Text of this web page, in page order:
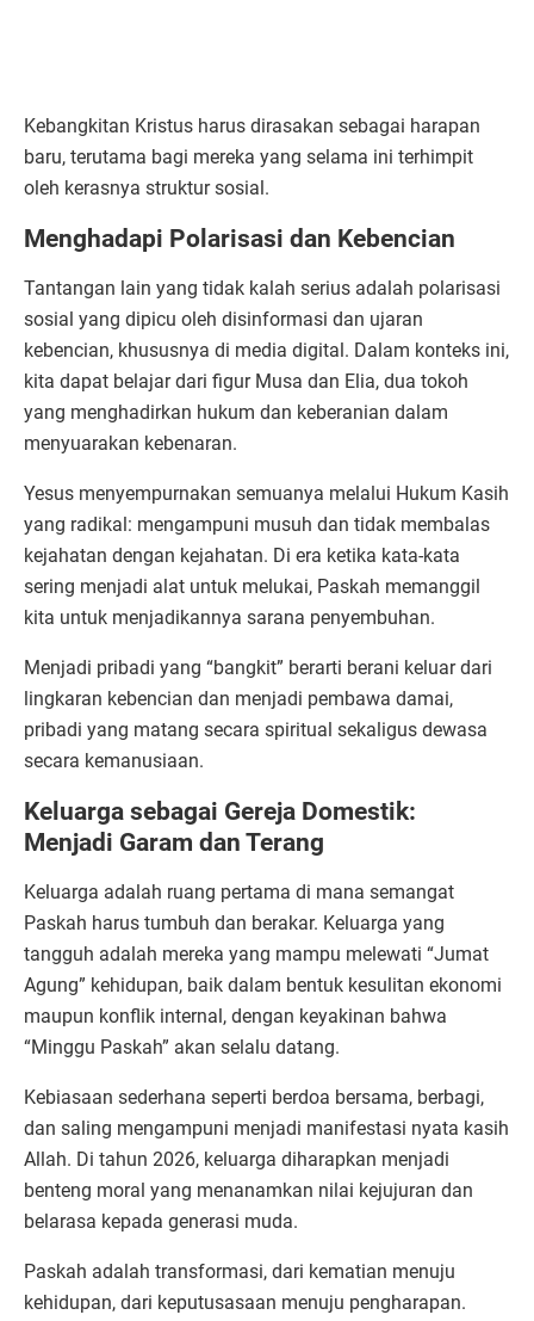
Kebangkitan Kristus harus dirasakan sebagai harapan
baru, terutama bagi mereka yang selama ini terhimpit
oleh kerasnya struktur sosial.
Menghadapi Polarisasi dan Kebencian
Tantangan lain yang tidak kalah serius adalah polarisasi
sosial yang dipicu oleh disinformasi dan ujaran
kebencian, khususnya di media digital. Dalam konteks ini,
kita dapat belajar dari figur Musa dan Elia, dua tokoh
yang menghadirkan hukum dan keberanian dalam
menyuarakan kebenaran.
Yesus menyempurnakan semuanya melalui Hukum Kasih
yang radikal: mengampuni musuh dan tidak membalas
kejahatan dengan kejahatan. Di era ketika kata-kata
sering menjadi alat untuk melukai, Paskah memanggil
kita untuk menjadikannya sarana penyembuhan.
Menjadi pribadi yang “bangkit” berarti berani keluar dari
lingkaran kebencian dan menjadi pembawa damai,
pribadi yang matang secara spiritual sekaligus dewasa
secara kemanusiaan.
Keluarga sebagai Gereja Domestik:
Menjadi Garam dan Terang
Keluarga adalah ruang pertama di mana semangat
Paskah harus tumbuh dan berakar. Keluarga yang
tangguh adalah mereka yang mampu melewati “Jumat
Agung” kehidupan, baik dalam bentuk kesulitan ekonomi
maupun konflik internal, dengan keyakinan bahwa
“Minggu Paskah” akan selalu datang.
Kebiasaan sederhana seperti berdoa bersama, berbagi,
dan saling mengampuni menjadi manifestasi nyata kasih
Allah. Di tahun 2026, keluarga diharapkan menjadi
benteng moral yang menanamkan nilai kejujuran dan
belarasa kepada generasi muda.
Paskah adalah transformasi, dari kematian menuju
kehidupan, dari keputusasaan menuju pengharapan.